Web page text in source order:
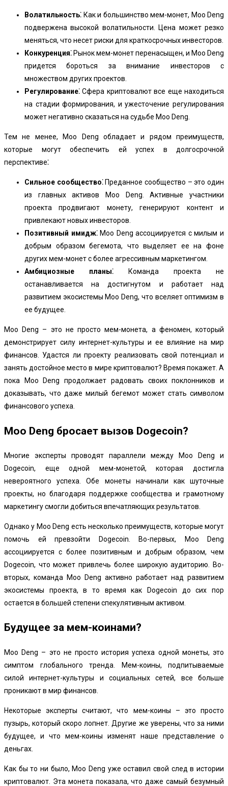
Волатильность⁚ Как и большинство мем-монет, Moo Deng
подвержена высокой волатильности. Цена может резко
меняться, что несет риски для краткосрочных инвесторов.
Конкуренция⁚ Рынок мем-монет перенасыщен, и Moo Deng
придется бороться за внимание инвесторов с
множеством других проектов.
Регулирование⁚ Сфера криптовалют все еще находиться
на стадии формирования, и ужесточение регулирования
может негативно сказаться на судьбе Moo Deng.
Тем не менее, Moo Deng обладает и рядом преимуществ,
которые могут обеспечить ей успех в долгосрочной
перспективе⁚
Сильное сообщество⁚Преданное сообщество – это один
из главных активов Moo Deng. Активные участники
проекта продвигают монету, генерируют контент и
привлекают новых инвесторов.
Позитивный имидж⁚Moo Deng ассоциируется с милым и
добрым образом бегемота, что выделяет ее на фоне
других мем-монет с более агрессивным маркетингом.
Амбициозные планы⁚ Команда проекта не
останавливается на достигнутом и работает над
развитием экосистемы Moo Deng, что вселяет оптимизм в
ее будущее.
Moo Deng – это не просто мем-монета, а феномен, который
демонстрирует силу интернет-культуры и ее влияние на мир
финансов. Удастся ли проекту реализовать свой потенциал и
занять достойное место в мире криптовалют? Время покажет. А
пока Moo Deng продолжает радовать своих поклонников и
доказывать, что даже милый бегемот может стать символом
финансового успеха.
Moo Deng бросает вызов Dogecoin?
Многие эксперты проводят параллели между Moo Deng и
Dogecoin, еще одной мем-монетой, которая достигла
невероятного успеха. Обе монеты начинали как шуточные
проекты, но благодаря поддержке сообщества и грамотному
маркетингу смогли добиться впечатляющих результатов.
Однако у Moo Deng есть несколько преимуществ, которые могут
помочь ей превзойти Dogecoin. Во-первых, Moo Deng
ассоциируется с более позитивным и добрым образом, чем
Dogecoin, что может привлечь более широкую аудиторию. Во-
вторых, команда Moo Deng активно работает над развитием
экосистемы проекта, в то время как Dogecoin до сих пор
остается в большей степени спекулятивным активом.
Будущее за мем-коинами?
Moo Deng – это не просто история успеха одной монеты, это
симптом глобального тренда. Мем-коины, подпитываемые
силой интернет-культуры и социальных сетей, все больше
проникают в мир финансов.
Некоторые эксперты считают, что мем-коины – это просто
пузырь, который скоро лопнет. Другие же уверены, что за ними
будущее, и что мем-коины изменят наше представление о
деньгах.
Как бы то ни было, Moo Deng уже оставил свой след в истории
криптовалют. Эта монета показала, что даже самый безумный